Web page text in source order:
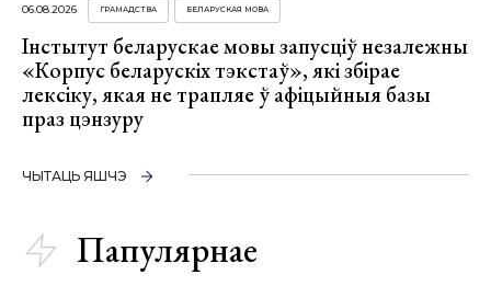
06.08.2026 ГРАМАДСТВА БЕЛАРУСКАЯ МОВА
Інстытут беларускае мовы запусціў незалежны
«Корпус беларускіх тэкстаў», які збірае
лексіку, якая не трапляе ў афіцыйныя базы
праз цэнзуру
ЧЫТАЦЬ ЯШЧЭ
Папулярнае